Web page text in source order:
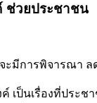
ช่วยประชาชน
การพิจารณา ล
ค์ เป็นเรื่องที่ประ